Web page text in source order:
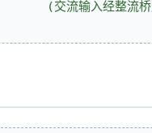
(交流输入经整流